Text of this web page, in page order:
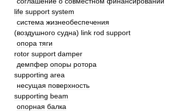
life support system
система жизнеобеспечения
(воздушного судна) link rod support
опора тяги
rotor support damper
демпфер опоры ротора
supporting area
несущая поверхность
supporting beam
опорная балка